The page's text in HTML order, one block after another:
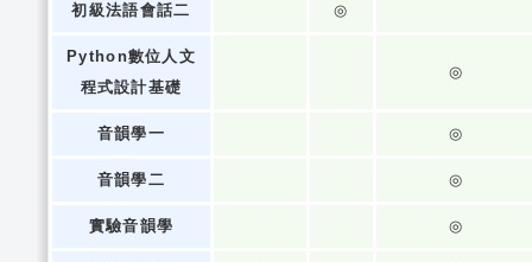
初級法語會話二 ◎
Python數位人文
程式設計基礎
◎
音韻學一 ◎
音韻學二 ◎
實驗音韻學 ◎